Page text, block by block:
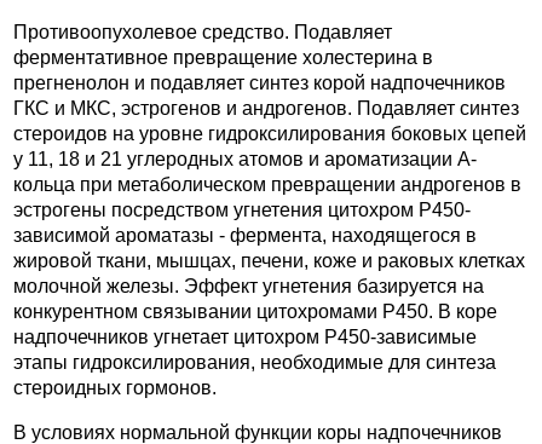
Противоопухолевое средство. Подавляет
ферментативное превращение холестерина в
прегненолон и подавляет синтез корой надпочечников
ГКС и МКС, эстрогенов и андрогенов. Подавляет синтез
стероидов на уровне гидроксилирования боковых цепей
у 11, 18 и 21 углеродных атомов и ароматизации А-
кольца при метаболическом превращении андрогенов в
эстрогены посредством угнетения цитохром P450-
зависимой ароматазы - фермента, находящегося в
жировой ткани, мышцах, печени, коже и раковых клетках
молочной железы. Эффект угнетения базируется на
конкурентном связывании цитохромами P450. В коре
надпочечников угнетает цитохром P450-зависимые
этапы гидроксилирования, необходимые для синтеза
стероидных гормонов.
В условиях нормальной функции коры надпочечников